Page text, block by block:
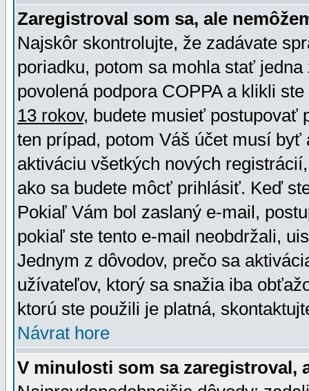
Zaregistroval som sa, ale
Najskôr skontrolujte, že zadávate
poriadku, potom sa mohla stať
povolená podpora COPPA a klikli
13 rokov, budete musieť postupovať
ten prípad, potom Váš účet musí
aktiváciu všetkých nových
ako sa budete môcť prihlásiť. Keď
Pokiaľ Vám bol zaslaný e-mail,
pokiaľ ste tento e-mail neobdržali,
Jednym z dôvodov, prečo sa
užívateľov, ktorý sa snažia iba
ktorú ste použili je platná,
Návrat hore
V minulosti som sa zaregistroval,